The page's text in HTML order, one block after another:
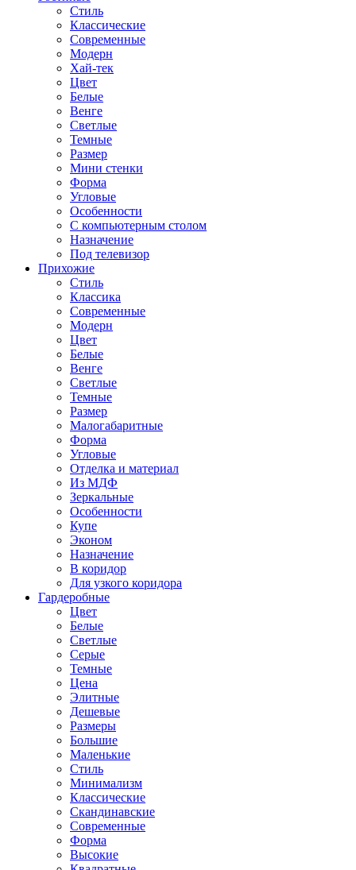
Стиль
Классические
Современные
Модерн
Хай-тек
Цвет
Белые
Венге
Светлые
Темные
Размер
Мини стенки
Форма
Угловые
Особенности
С компьютерным столом
Назначение
Под телевизор
Прихожие
Стиль
Классика
Современные
Модерн
Цвет
Белые
Венге
Светлые
Темные
Размер
Малогабаритные
Форма
Угловые
Отделка и материал
Из МДФ
Зеркальные
Особенности
Купе
Эконом
Назначение
В коридор
Для узкого коридора
Гардеробные
Цвет
Белые
Светлые
Серые
Темные
Цена
Элитные
Дешевые
Размеры
Большие
Маленькие
Стиль
Минимализм
Классические
Скандинавские
Современные
Форма
Высокие